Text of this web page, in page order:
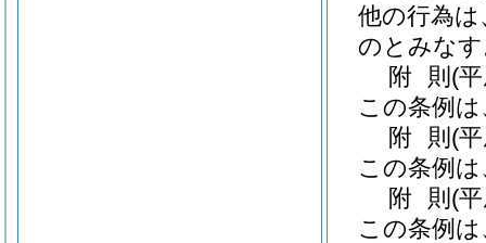
他の行為
のとみな
附 則 (
この条例
附 則 (
この条例
附 則 (
この条例